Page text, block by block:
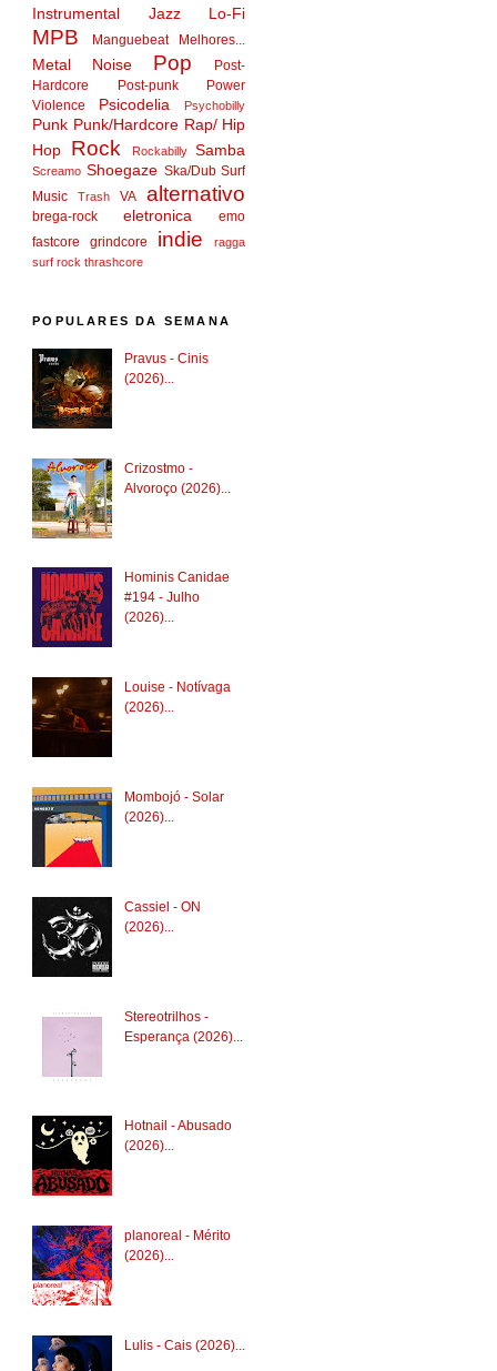
Instrumental Jazz Lo-Fi
MPB Manguebeat Melhores...
Metal Noise Pop
Post-
Hardcore
Post-punk
Power
Violence
Psicodelia Psychobilly
Punk Punk/Hardcore Rap/ Hip
Hop
Rock Rockabilly Samba
Screamo Shoegaze Ska/Dub Surf
Music
Trash VA alternativo
brega-rock eletronica
emo
fastcore
grindcore indie
ragga
surf rock thrashcore
POPULARES DA SEMANA
Pravus - Cinis
(2026)...
Crizostmo -
Alvoroço (2026)...
Hominis Canidae
#194 - Julho
(2026)...
Louise - Notívaga
(2026)...
Mombojó - Solar
(2026)...
Cassiel - ON
(2026)...
Stereotrilhos -
Esperança (2026)...
Hotnail - Abusado
(2026)...
planoreal - Mérito
(2026)...
Lulis - Cais (2026)...